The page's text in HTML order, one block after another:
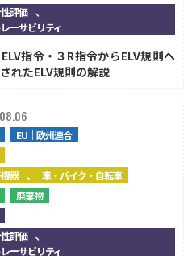
評価 、
ーサビリティ
指令・３R指令からELV規則へ
れたELV規則の解説
EU｜欧州連合
器 、車・バイク・自転車
廃棄物
評価 、
ーサビリティ